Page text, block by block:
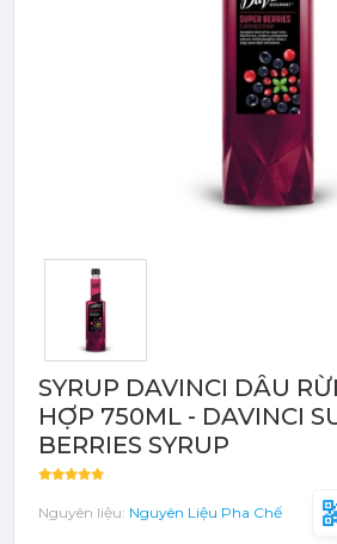
SYRUP DAVINCI DÂU
HỢP 750ML - DAVINCI
BERRIES SYRUP
Nguyên liệu: Nguyên Liệu Pha Chế
TRÁI CÂY ĐÓNG HỘP (CANNED
Đào Ngâm - Trái Cây Hộp
Máy Móc Dụng Cụ
Phụ Kiện Các Loại